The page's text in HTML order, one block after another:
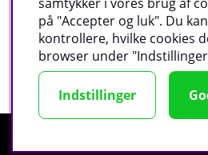
Antal portioner pr. pakke: 30
Anbefalet daglig dosis:Tag 1
dagen sammen med måltid.
anbefalede daglige dosis.
181 DKK Køb!
5
270
på "Accepter og luk". Du
kontrollere, hvilke cookies
browser under
Indstillinger